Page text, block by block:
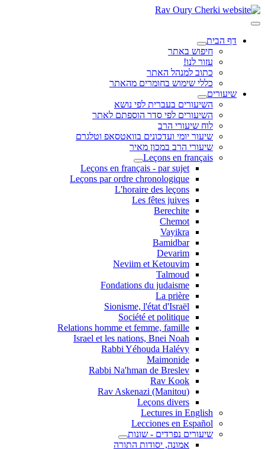
דף הבית
חיפוש באתר
עזור לנו!
כתוב למנהל האתר
כללי שימוש בחומרים מהאתר
שיעורים
השיעורים בעברית לפי נושא
השיעורים לפי סדר הוספתם לאתר
לוח שיעורי הרב
שיעור יומי ועדכונים בוואטסאפ וטלגרם
שיעורי הרב במכון מאיר
Leçons en français
Leçons en français - par sujet
Leçons par ordre chronologique
L'horaire des leçons
Les fêtes juives
Berechite
Chemot
Vayikra
Bamidbar
Devarim
Neviim et Ketouvim
Talmoud
Fondations du judaisme
La prière
Sionisme, l'état d'Israël
Société et politique
Relations homme et femme, famille
Israel et les nations, Bnei Noah
Rabbi Yéhouda Halévy
Maimonide
Rabbi Na'hman de Breslev
Rav Kook
(Rav Askenazi (Manitou
Leçons divers
Lectures in English
Lecciones en Español
שיעורים נפרדים - שונות
אמונה, יסודות התורה